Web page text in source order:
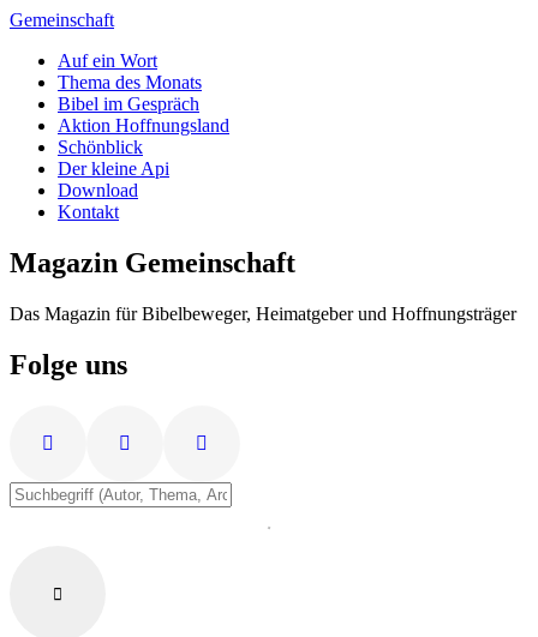
Zum
springen
Gemeinschaft
Auf ein Wort
Thema des Monats
Bibel im Gespräch
Aktion Hoffnungsland
Schönblick
Der kleine Api
Download
Kontakt
Magazin Gemeinschaft
Das Magazin für Bibelbeweger, Heimatgeber und Hoffnungsträger
Folge uns